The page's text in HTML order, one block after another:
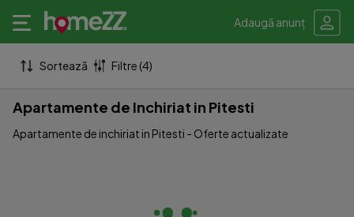
Adaugă anunț
Sortează Filtre (4)
Apartamente de Inchiriat in Pitesti
Apartamente de inchiriat in Pitesti - Oferte actualizate